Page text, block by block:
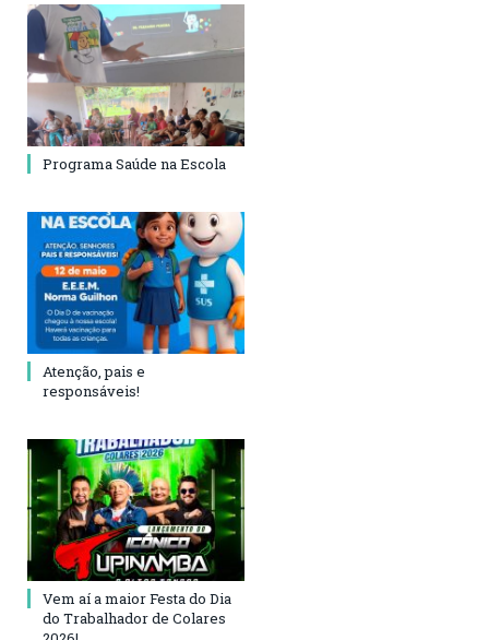
Programa Saúde na Escola
Atenção, pais e
responsáveis!
Vem aí a maior Festa do Dia
do Trabalhador de Colares